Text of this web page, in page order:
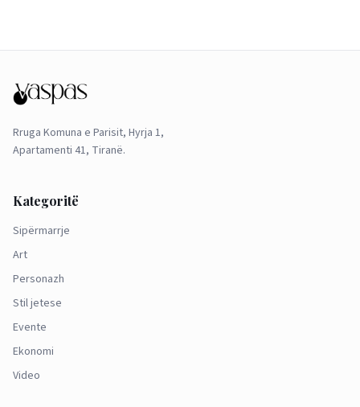
Rruga Komuna e Parisit, Hyrja 1,
Apartamenti 41, Tiranë.
Kategoritë
Sipërmarrje
Art
Personazh
Stil jetese
Evente
Ekonomi
Video